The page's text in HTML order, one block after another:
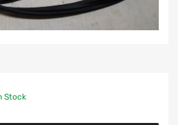
Stock